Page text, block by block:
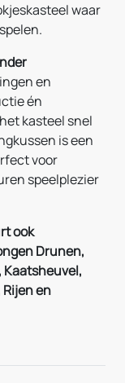
waar
en
én
kasteel snel
is een
voor
speelplezier
ook
Drunen,
Kaatsheuvel,
en